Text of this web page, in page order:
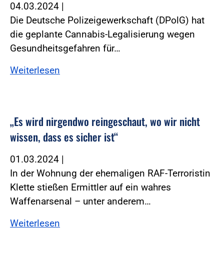
04.03.2024 |
Die Deutsche Polizeigewerkschaft (DPolG) hat
die geplante Cannabis-Legalisierung wegen
Gesundheitsgefahren für…
Weiterlesen
„Es wird nirgendwo reingeschaut, wo wir nicht
wissen, dass es sicher ist“
01.03.2024 |
In der Wohnung der ehemaligen RAF-Terroristin
Klette stießen Ermittler auf ein wahres
Waffenarsenal – unter anderem…
Weiterlesen